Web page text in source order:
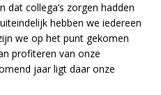
dat collega’s zorgen hadden
hebben we iedereen
we op het punt gekomen
profiteren van onze
jaar ligt daar onze